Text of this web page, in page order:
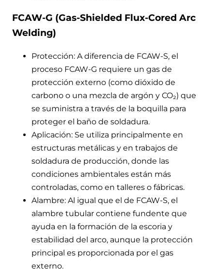
FCAW-G (Gas-Shielded Flux-Cored Arc
Welding)
Protección: A diferencia de FCAW-S, el
proceso FCAW-G requiere un gas de
protección externo (como dióxido de
carbono o una mezcla de argón y CO₂) que
se suministra a través de la boquilla para
proteger el baño de soldadura.
Aplicación: Se utiliza principalmente en
estructuras metálicas y en trabajos de
soldadura de producción, donde las
condiciones ambientales están más
controladas, como en talleres o fábricas.
Alambre: Al igual que el de FCAW-S, el
alambre tubular contiene fundente que
ayuda en la formación de la escoria y
estabilidad del arco, aunque la protección
principal es proporcionada por el gas
externo.